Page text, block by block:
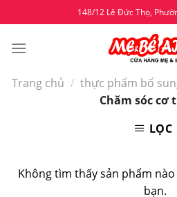
to
content
148/12 Lê Đức Thọ,
Trang chủ / thực phẩm bổ
Chăm sóc cơ
LỌC
Không tìm thấy sản phẩm
bạn.